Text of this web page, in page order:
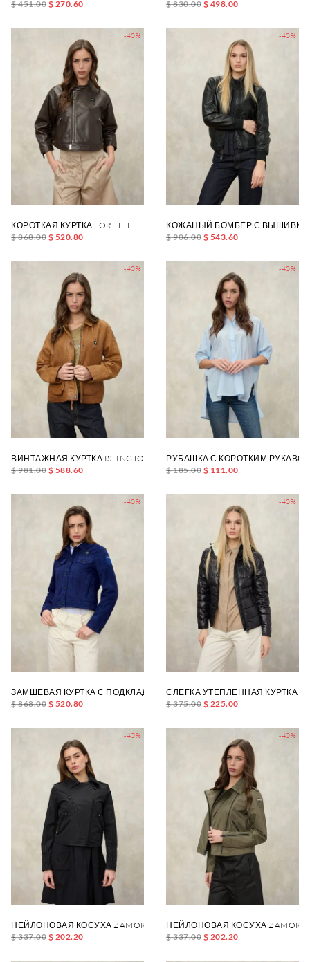
$ 451.00 $ 270.60
$ 830.00 $ 498.00
-40%
КОРОТКАЯ КУРТКА LORETTE
$ 868.00 $ 520.80
-40%
КОЖАНЫЙ БОМБЕР С ВЫШИВКОЙ
$ 906.00 $ 543.60
-40%
ВИНТАЖНАЯ КУРТКА ISLINGTON
$ 981.00 $ 588.60
-40%
РУБАШКА С КОРОТКИМ РУКАВОМ
$ 185.00 $ 111.00
-40%
ЗАМШЕВАЯ КУРТКА С ПОДКЛАДКОЙ HAVANA
$ 868.00 $ 520.80
-40%
СЛЕГКА УТЕПЛЕННАЯ КУРТКА
$ 375.00 $ 225.00
-40%
НЕЙЛОНОВАЯ КОСУХА ZAMORA
$ 337.00 $ 202.20
-40%
НЕЙЛОНОВАЯ КОСУХА ZAMORA
$ 337.00 $ 202.20